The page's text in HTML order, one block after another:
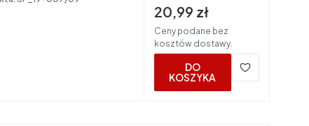
Cena brutto
20,99 zł
Ceny podane bez
kosztów dostawy.
DO
KOSZYKA